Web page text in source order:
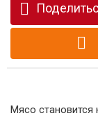
Мясо становится